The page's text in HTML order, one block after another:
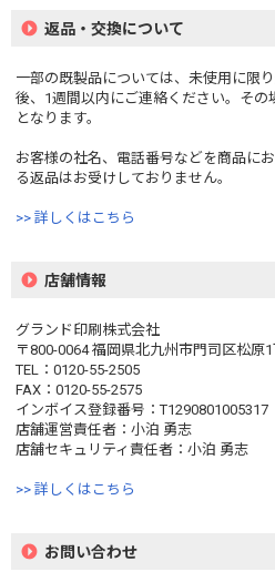
返品・交換について
一部の既製品については、未使用に限
後、1週間以内にご連絡ください。その
となります。
お客様の社名、電話番号などを商品に
る返品はお受けしておりません。
>> 詳しくはこちら
店舗情報
グランド印刷株式会社
〒800-0064 福岡県北九州市門司区松原
TEL：0120-55-2505
FAX：0120-55-2575
インボイス登録番号：T1290801005317
店舗運営責任者：小泊 勇志
店舗セキュリティ責任者：小泊 勇志
>> 詳しくはこちら
お問い合わせ